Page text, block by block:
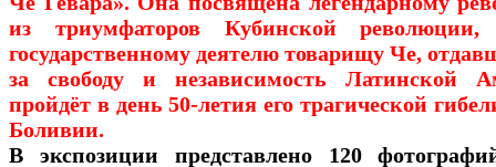
из триумфаторов Кубинской
государственному деятелю товарищу Че,
за свободу и независимость Латинской
пройдёт в день 50-летия его трагической
Боливии.
В экспозиции представлено 120